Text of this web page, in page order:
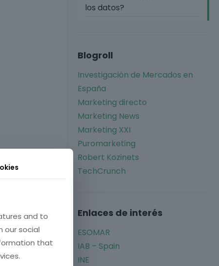
los datos?
Blogroll
Investigación de Mercados en
España
Marketing directo
Marketing News
Marketing XXI
Puromarketing
Robert Kozinets
TechCrunch
Enlaces de interés
ESOMAR
IAB – Spain
INE
and to
our social
that